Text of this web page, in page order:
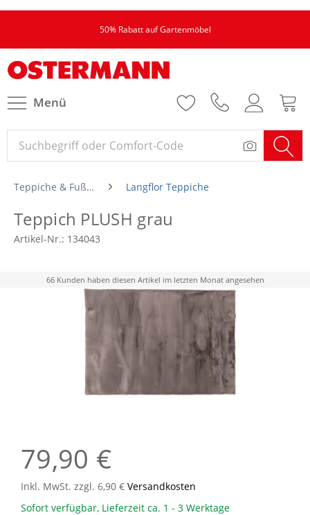
50% Rabatt auf Gartenmöbel
Menü
Teppiche & Fußmatten Langflor Teppiche
Teppich PLUSH grau
Artikel-Nr.: 134043
66 Kunden haben diesen Artikel im letzten Monat angesehen
79,90 €
Inkl. MwSt. zzgl. 6,90 € Versandkosten
Sofort verfügbar, Lieferzeit ca. 1 - 3 Werktage